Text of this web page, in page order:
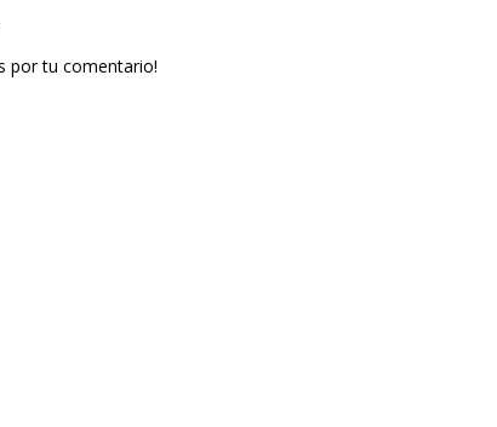
por tu comentario!